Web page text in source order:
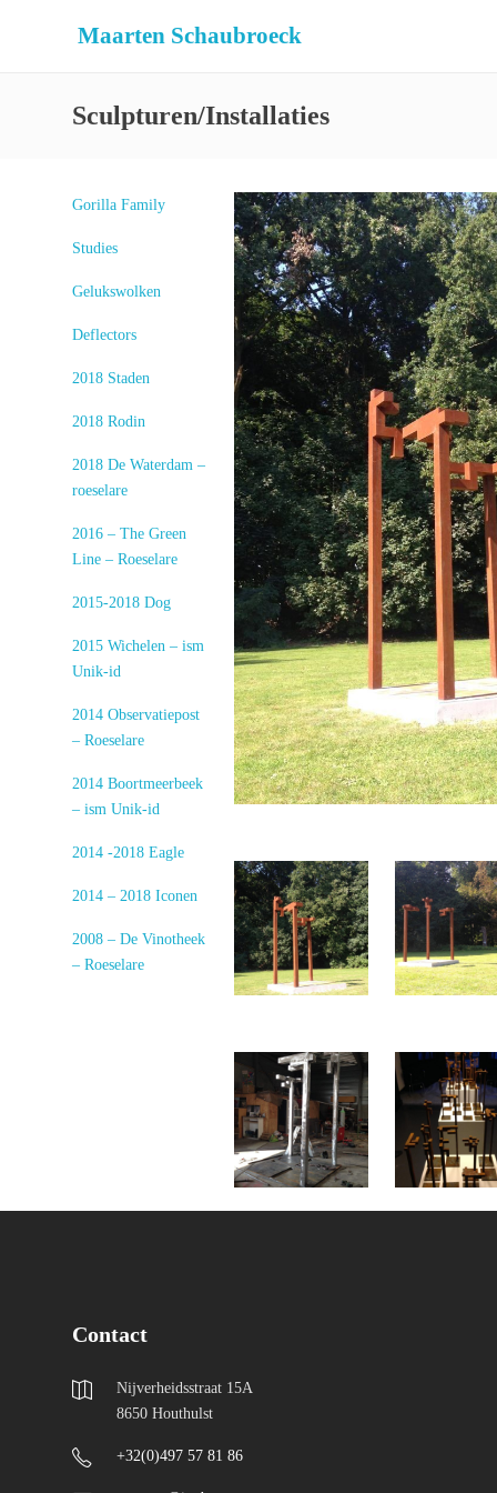
Maarten Schaubroeck
Sculpturen/Installaties
Gorilla Family
Studies
Gelukswolken
Deflectors
2018 Staden
2018 Rodin
2018 De Waterdam –
roeselare
2016 – The Green
Line – Roeselare
2015-2018 Dog
2015 Wichelen – ism
Unik-id
2014 Observatiepost
– Roeselare
2014 Boortmeerbeek
– ism Unik-id
2014 -2018 Eagle
2014 – 2018 Iconen
2008 – De Vinotheek
– Roeselare
Contact
Nijverheidsstraat 15A
8650 Houthulst
+32(0)497 57 81 86